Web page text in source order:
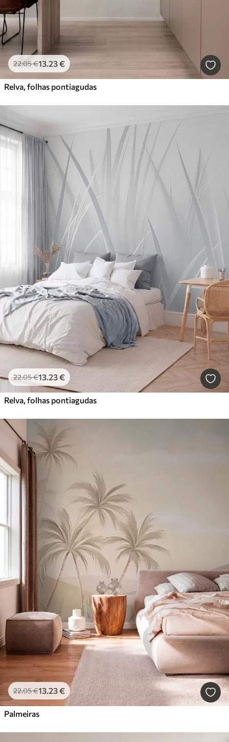
22.05€13.23€
Relva, folhas pontiagudas
22.05€13.23€
Relva, folhas pontiagudas
22.05€13.23€
Palmeiras